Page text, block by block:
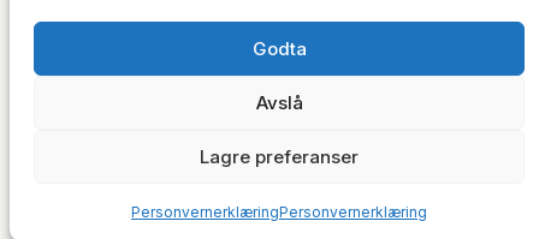
Godta
Avslå
Lagre preferanser
PersonvernerklæringPersonvernerklæring
trosunit AS · NO 930 190 268 MVA